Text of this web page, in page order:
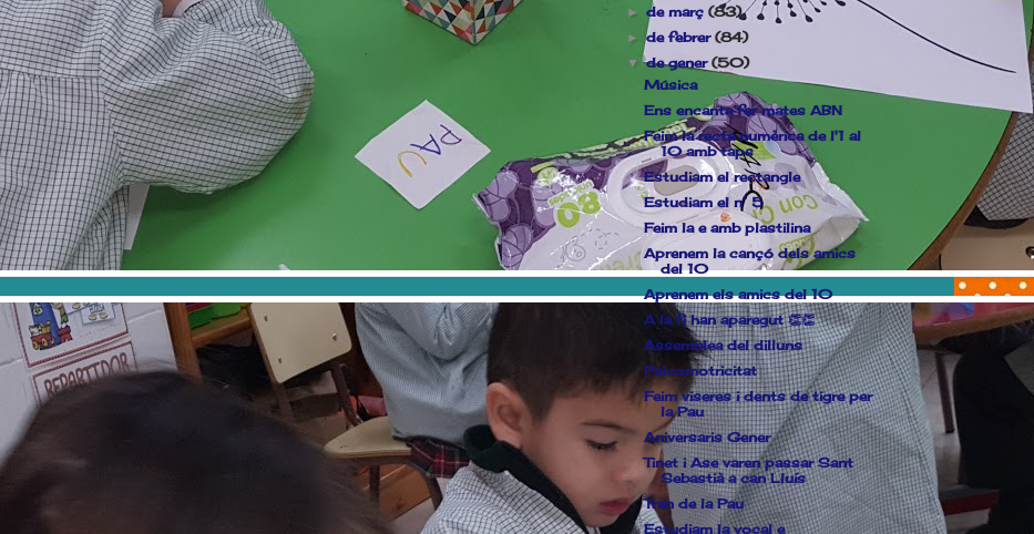
►de març(83)
►de febrer(84)
▼de gener(50)
Música
Ens encanta fer mates ABN
Feim la recta numèrica de l'1 al
10 amb taps
Estudiam el rectangle
Estudiam el n° 5
Feim la e amb plastilina
Aprenem la cançó dels amics
del 10
Aprenem els amics del 10
A la fi han aparegut 👏👏
Assemblea del dilluns
Psicomotricitat
Feim viseres i dents de tigre per
la Pau
Aniversaris Gener
Tinet i Ase varen passar Sant
Sebastià a can Lluís
Tren de la Pau
Estudiam la vocal e